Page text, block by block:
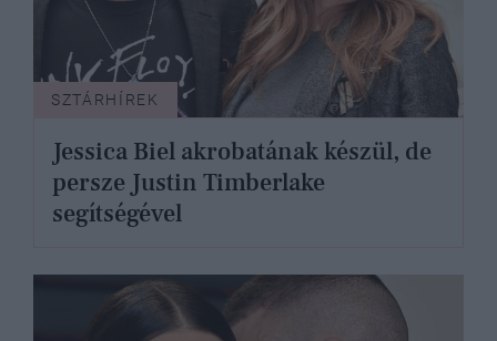
SZTÁRHÍREK
Jessica Biel akrobatának készül, de
persze Justin Timberlake
segítségével